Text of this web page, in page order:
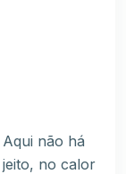
Aqui não há
jeito, no calor